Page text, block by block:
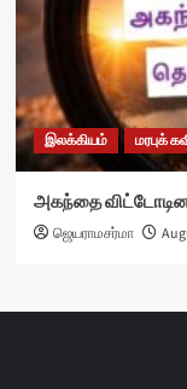
இலக்கியம் மரபுக்
அகந்தை
ஜெயராமசர்மா